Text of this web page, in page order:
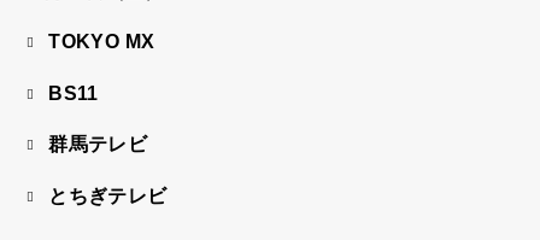
TOKYO MX
BS11
群馬テレビ
とちぎテレビ